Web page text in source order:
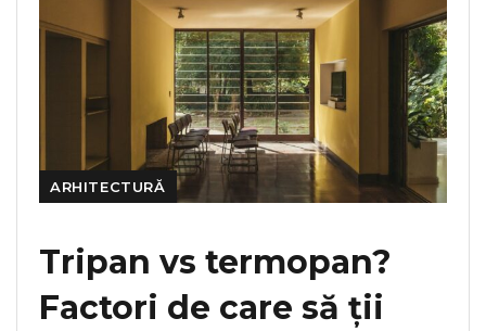
ARHITECTURĂ
Tripan vs termopan?
Factori de care să ții